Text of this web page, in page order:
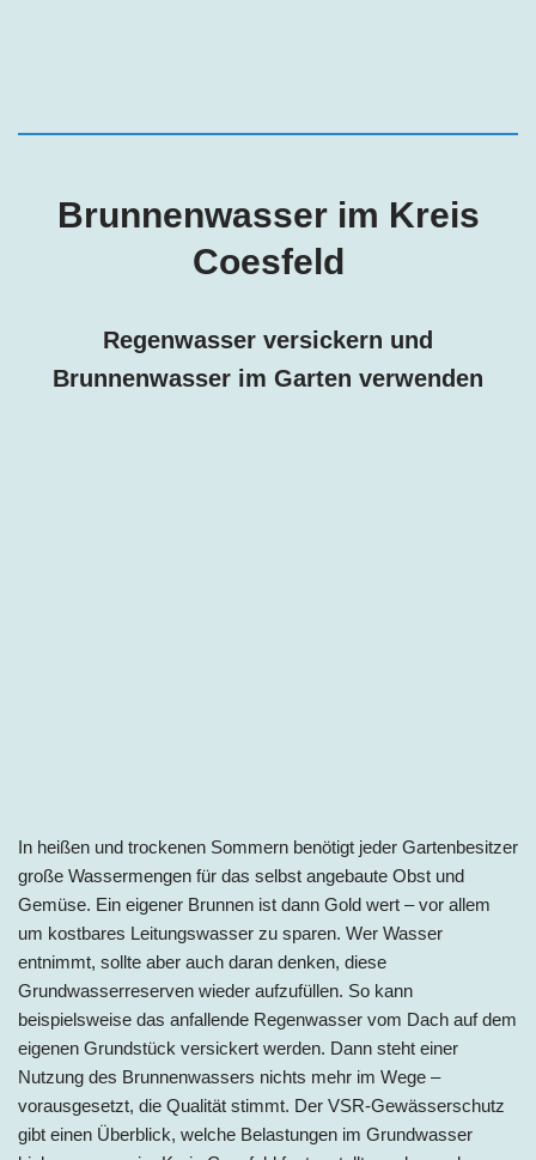
Brunnenwasser im Kreis
Coesfeld
Regenwasser versickern und
Brunnenwasser im Garten verwenden
In heißen und trockenen Sommern benötigt jeder Gartenbesitzer
große Wassermengen für das selbst angebaute Obst und
Gemüse. Ein eigener Brunnen ist dann Gold wert – vor allem
um kostbares Leitungswasser zu sparen. Wer Wasser
entnimmt, sollte aber auch daran denken, diese
Grundwasserreserven wieder aufzufüllen. So kann
beispielsweise das anfallende Regenwasser vom Dach auf dem
eigenen Grundstück versickert werden. Dann steht einer
Nutzung des Brunnenwassers nichts mehr im Wege –
vorausgesetzt, die Qualität stimmt. Der VSR-Gewässerschutz
gibt einen Überblick, welche Belastungen im Grundwasser